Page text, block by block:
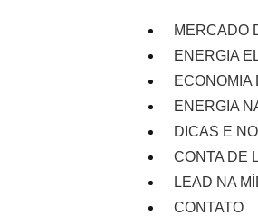
MERCADO
ENERGIA
ECONOMIA
ENERGIA
DICAS E
CONTA DE
LEAD NA
CONTATO